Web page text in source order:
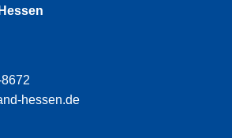
hessen.de